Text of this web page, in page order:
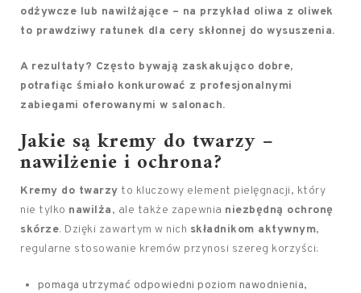
odżywcze lub nawilżające – na przykład oliwa z oliwek
to prawdziwy ratunek dla cery skłonnej do wysuszenia.
A rezultaty? Często bywają zaskakująco dobre,
potrafiąc śmiało konkurować z profesjonalnymi
zabiegami oferowanymi w salonach.
Jakie są kremy do twarzy –
nawilżenie i ochrona?
Kremy do twarzy to kluczowy element pielęgnacji, który
nie tylko nawilża, ale także zapewnia niezbędną ochronę
skórze. Dzięki zawartym w nich składnikom aktywnym,
regularne stosowanie kremów przynosi szereg korzyści:
pomaga utrzymać odpowiedni poziom nawodnienia,